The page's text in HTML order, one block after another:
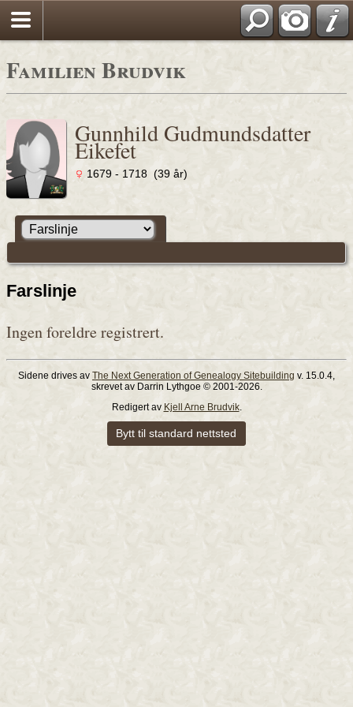
Familien Brudvik
Gunnhild Gudmundsdatter
Eikefet
1679 - 1718 (39 år)
Farslinje
Ingen foreldre registrert.
Sidene drives av The Next Generation of Genealogy Sitebuilding v. 15.0.4,
skrevet av Darrin Lythgoe © 2001-2026.
Redigert av Kjell Arne Brudvik.
Bytt til standard nettsted